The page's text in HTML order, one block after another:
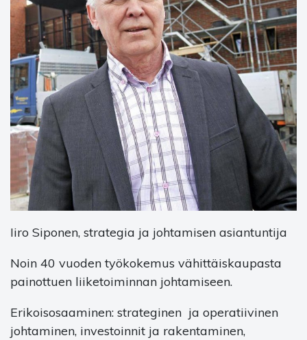
Iiro Siponen, strategia ja johtamisen asiantuntija
Noin 40 vuoden työkokemus vähittäiskaupasta
painottuen liiketoiminnan johtamiseen.
Erikoisosaaminen: strateginen ja operatiivinen
johtaminen, investoinnit ja rakentaminen,